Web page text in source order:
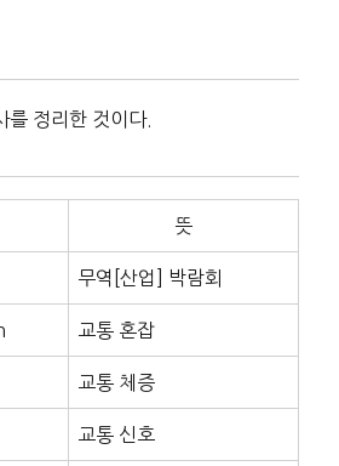
를 정리한 것이다.
뜻
무역[산업] 박람회
교통 혼잡
교통 체증
교통 신호